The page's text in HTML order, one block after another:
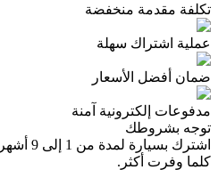
تكلفة مقدمة منخفضة
عملية اشتراك سهلة
ضمان أفضل الأسعار
مدفوعات إلكترونية آمنة
توجه بشروطك
اشترك
كلما وفرت أكثر.